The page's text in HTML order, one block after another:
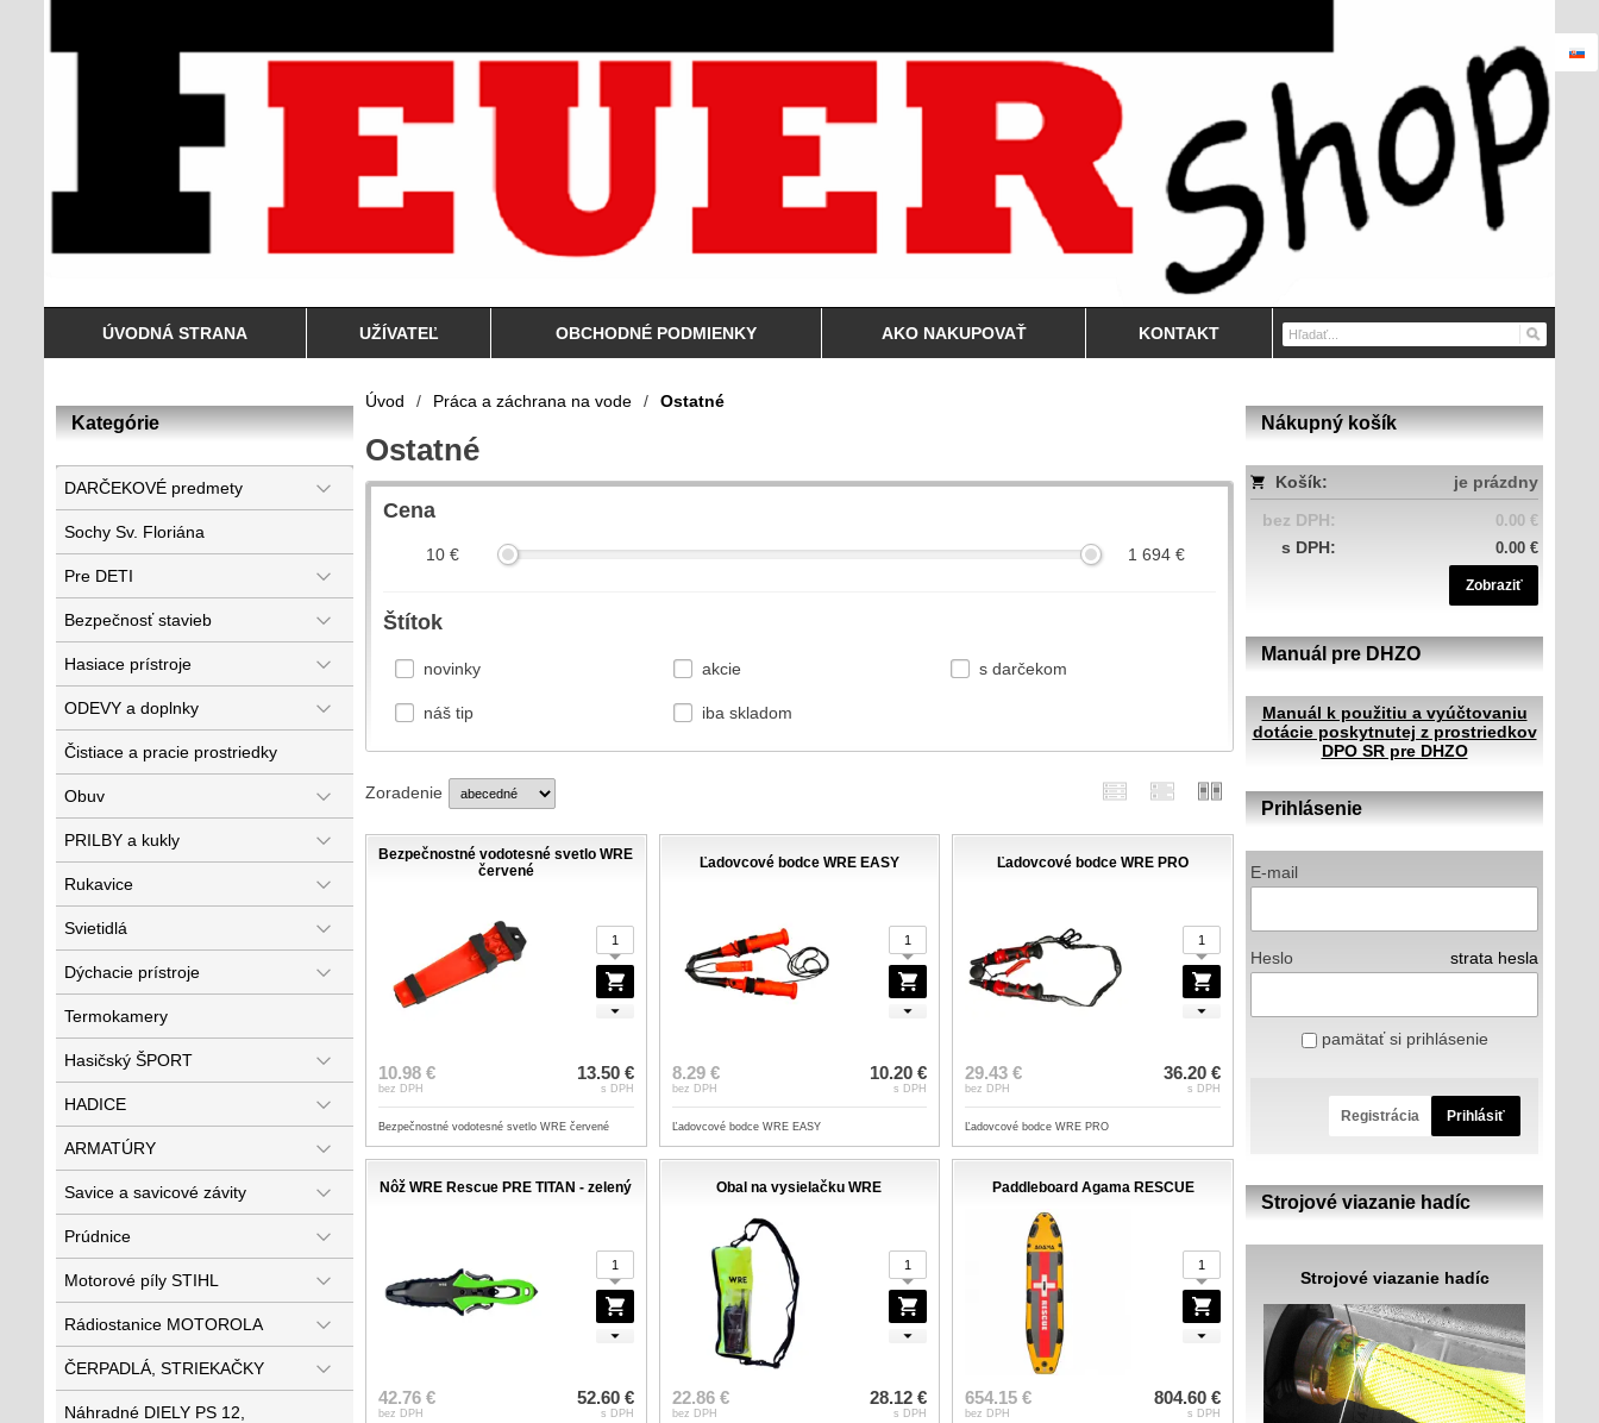
ÚVODNÁ STRANA UŽÍVATEĽ OBCHODNÉ PODMIENKY AKO NAKUPOVAŤ KONTAKT
Kategórie
DARČEKOVÉ predmety
Sochy Sv. Floriána
Pre DETI
Bezpečnosť stavieb
Hasiace prístroje
ODEVY a doplnky
Čistiace a pracie prostriedky
Obuv
PRILBY a kukly
Rukavice
Svietidlá
Dýchacie prístroje
Termokamery
Hasičský ŠPORT
HADICE
ARMATÚRY
Savice a savicové závity
Prúdnice
Motorové píly STIHL
Rádiostanice MOTOROLA
ČERPADLÁ, STRIEKAČKY
Náhradné DIELY PS 12,
Nákupný košík
Košík:
je prázdny
bez DPH:
0.00 €
s DPH: 0.00 €
Zobraziť
Manuál pre DHZO
Manuál k použitiu a vyúčtovaniu
dotácie poskytnutej z prostriedkov
DPO SR pre DHZO
Prihlásenie
E-mail
Heslo strata hesla
pamätať si prihlásenie
Registrácia Prihlásiť
Strojové viazanie hadíc
Strojové viazanie hadíc
Úvod / Práca a záchrana na vode / Ostatné
Ostatné
Cena
10 € 1 694 €
Štítok
novinky akcie s darčekom
náš tip iba skladom
Zoradenie
Bezpečnostné vodotesné svetlo WRE
červené
10.98 €
bez DPH
13.50 €
s DPH
Bezpečnostné vodotesné svetlo WRE červené
Ľadovcové bodce WRE EASY
8.29 €
bez DPH
10.20 €
s DPH
Ľadovcové bodce WRE EASY
Ľadovcové bodce WRE PRO
29.43 €
bez DPH
36.20 €
s DPH
Ľadovcové bodce WRE PRO
Nôž WRE Rescue PRE TITAN - zelený
42.76 €
bez DPH
52.60 €
s DPH
Obal na vysielačku WRE
22.86 €
bez DPH
28.12 €
s DPH
Paddleboard Agama RESCUE
654.15 €
bez DPH
804.60 €
s DPH